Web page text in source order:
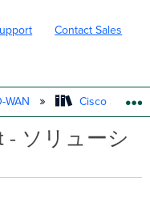
Contact Sales
WAN Cisco
- ソリューシ